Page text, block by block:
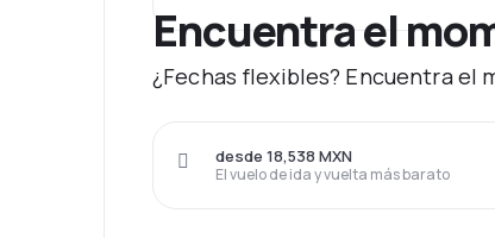
Encuentra el
¿Fechas flexibles? Encuentra el
El vuelo de ida y vuelta más barato
desde 18,538 MXN